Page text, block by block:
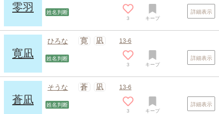
零羽 姓名判断
3 キープ
詳細表示
寛凪
ひろな 寛 凪 13-6
姓名判断
3 キープ
詳細表示
蒼凪
そうな 蒼 凪 13-6
姓名判断
3 キープ
詳細表示